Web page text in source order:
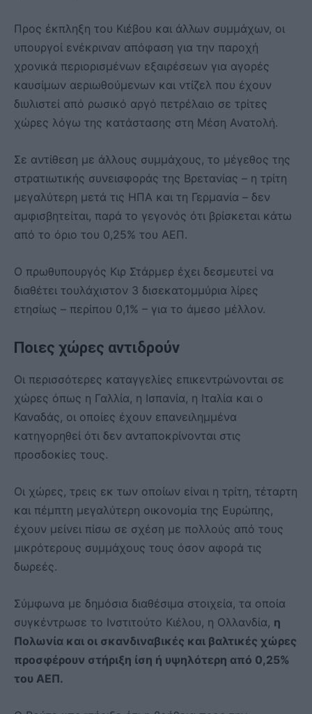
Προς έκπληξη του Κιέβου και άλλων συμμάχων, οι
υπουργοί ενέκριναν απόφαση για την παροχή
χρονικά περιορισμένων εξαιρέσεων για αγορές
καυσίμων αεριωθούμενων και ντίζελ που έχουν
διυλιστεί από ρωσικό αργό πετρέλαιο σε τρίτες
χώρες λόγω της κατάστασης στη Μέση Ανατολή.
Σε αντίθεση με άλλους συμμάχους, το μέγεθος της
στρατιωτικής συνεισφοράς της Βρετανίας – η τρίτη
μεγαλύτερη μετά τις ΗΠΑ και τη Γερμανία – δεν
αμφισβητείται, παρά το γεγονός ότι βρίσκεται κάτω
από το όριο του 0,25% του ΑΕΠ.
Ο πρωθυπουργός Κιρ Στάρμερ έχει δεσμευτεί να
διαθέτει τουλάχιστον 3 δισεκατομμύρια λίρες
ετησίως – περίπου 0,1% – για το άμεσο μέλλον.
Ποιες χώρες αντιδρούν
Οι περισσότερες καταγγελίες επικεντρώνονται σε
χώρες όπως η Γαλλία, η Ισπανία, η Ιταλία και ο
Καναδάς, οι οποίες έχουν επανειλημμένα
κατηγορηθεί ότι δεν ανταποκρίνονται στις
προσδοκίες τους.
Οι χώρες, τρεις εκ των οποίων είναι η τρίτη, τέταρτη
και πέμπτη μεγαλύτερη οικονομία της Ευρώπης,
έχουν μείνει πίσω σε σχέση με πολλούς από τους
μικρότερους συμμάχους τους όσον αφορά τις
δωρεές.
Σύμφωνα με δημόσια διαθέσιμα στοιχεία, τα οποία
συγκέντρωσε το Ινστιτούτο Κιέλου, η Ολλανδία, η
Πολωνία και οι σκανδιναβικές και βαλτικές χώρες
προσφέρουν στήριξη ίση ή υψηλότερη από 0,25%
του ΑΕΠ.